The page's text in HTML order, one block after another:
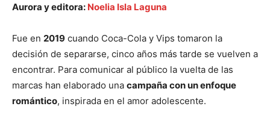
Aurora y editora: Noelia Isla Laguna
Fue en 2019 cuando Coca-Cola y Vips tomaron la
decisión de separarse, cinco años más tarde se vuelven a
encontrar. Para comunicar al público la vuelta de las
marcas han elaborado una campaña con un enfoque
romántico, inspirada en el amor adolescente.